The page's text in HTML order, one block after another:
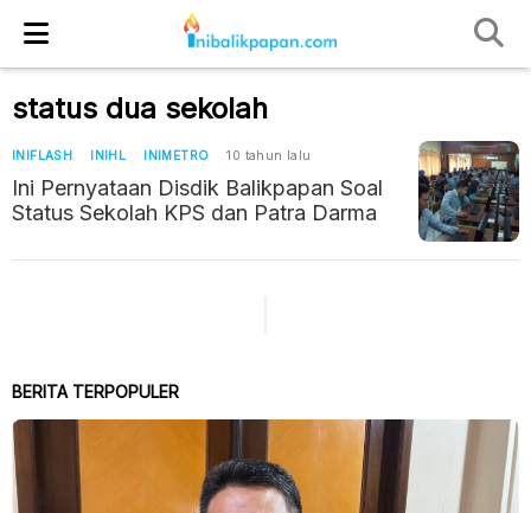
status dua sekolah
INIFLASH INIHL INIMETRO 10 tahun lalu
Ini Pernyataan Disdik Balikpapan Soal
Status Sekolah KPS dan Patra Darma
BERITA TERPOPULER